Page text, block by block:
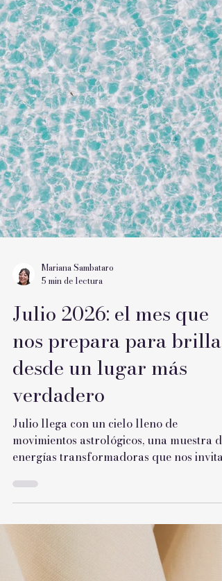
Mariana Sambataro
5 min de lectura
Julio 2026: el mes que
nos prepara para brillar
desde un lugar más
verdadero